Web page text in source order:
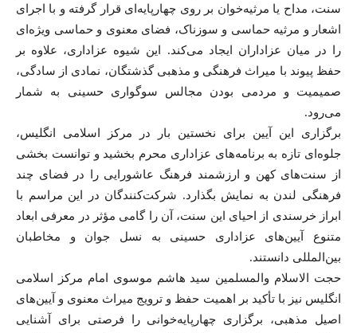
سنت، مداح یا مرثیه‌خوان بر روی چهارپایه‌ای قرار گرفته و با اجرای
اشعار و مرثیه حماسی و سوزناک، فضای معنوی و حماسی ویژه‌ای
را در میان عزاداران ایجاد می‌کند. این شیوه عزاداری، علاوه بر
حفظ پیوند با میراث فرهنگی و مذهبی گذشتگان، نمادی از سادگی،
صمیمیت و مردمی بودن مجالس سوگواری حسینی به شمار
می‌رود.
برگزاری این آیین برای نخستین بار در مرکز اسلامی انگلیس،
جلوه‌ای تازه به برنامه‌های عزاداری محرم بخشید و توانست بخشی
از سنت‌های کهن و ارزشمند فرهنگ عاشورایی را در فضای چند
فرهنگی لندن به نمایش بگذارد. شرکت‌کنندگان در این مراسم با
ابراز خرسندی از احیای این سنت، آن را گامی مؤثر در معرفی ابعاد
متنوع آیین‌های عزاداری حسینی به نسل جوان و مخاطبان
بین‌المللی دانستند.
حجت الاسلام والمسلمین سید هاشم موسوی امام مرکز اسلامی
انگلیس نیز با تأکید بر اهمیت حفظ و ترویج میراث معنوی و آیین‌های
اصیل مذهبی، برگزاری چهارپایه‌خوانی را فرصتی برای آشنایی